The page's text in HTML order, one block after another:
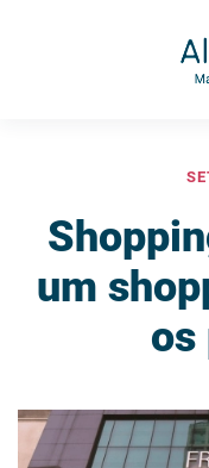
um
os